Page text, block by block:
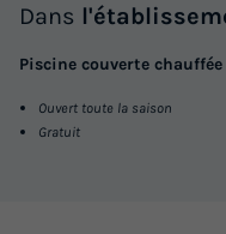
Dans
Piscine couverte chauffée
Ouvert toute la saison
Gratuit